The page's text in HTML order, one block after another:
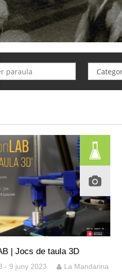
| Jocs de taula 3D
- 9 juny 2023
La Mandarina